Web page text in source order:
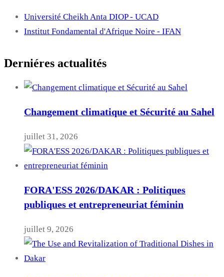
Université Cheikh Anta DIOP - UCAD
Institut Fondamental d'Afrique Noire - IFAN
Derniéres actualités
Changement climatique et Sécurité au Sahel
juillet 31, 2026
FORA'ESS 2026/DAKAR : Politiques
publiques et entrepreneuriat féminin
juillet 9, 2026